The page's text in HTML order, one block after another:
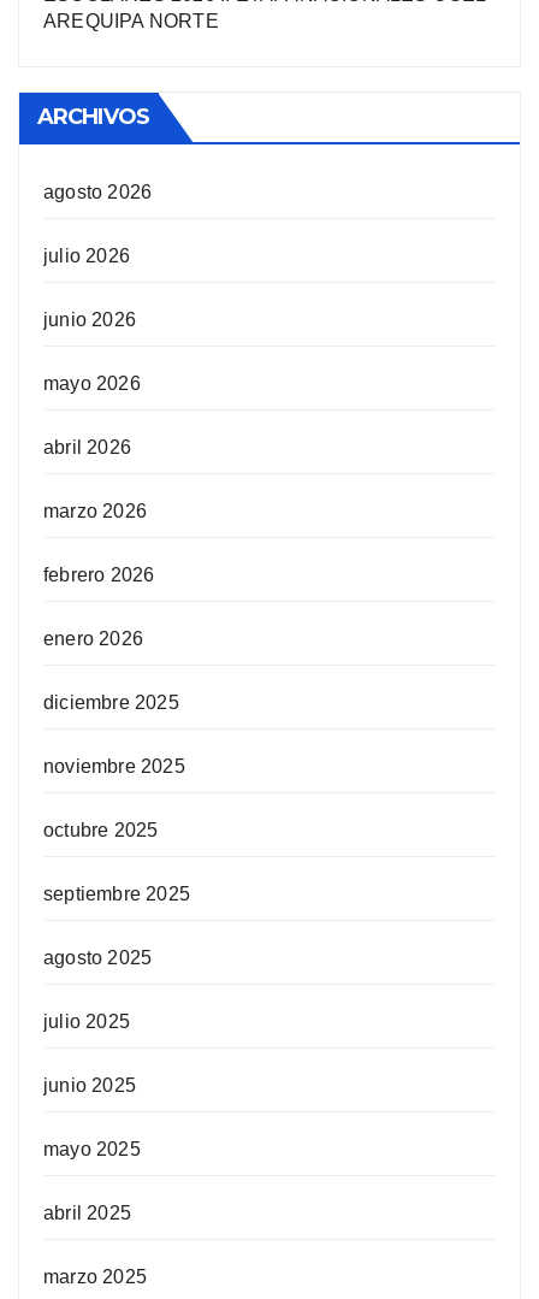
AREQUIPA NORTЕ
ARCHIVOS
agosto 2026
julio 2026
junio 2026
mayo 2026
abril 2026
marzo 2026
febrero 2026
enero 2026
diciembre 2025
noviembre 2025
octubre 2025
septiembre 2025
agosto 2025
julio 2025
junio 2025
mayo 2025
abril 2025
marzo 2025